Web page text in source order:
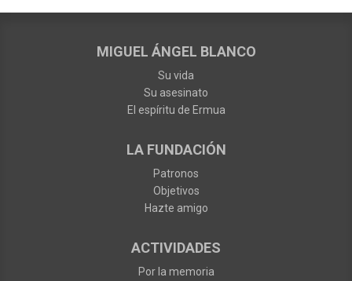
MIGUEL ÁNGEL BLANCO
Su vida
Su asesinato
El espíritu de Ermua
LA FUNDACIÓN
Patronos
Objetivos
Hazte amigo
ACTIVIDADES
Por la memoria